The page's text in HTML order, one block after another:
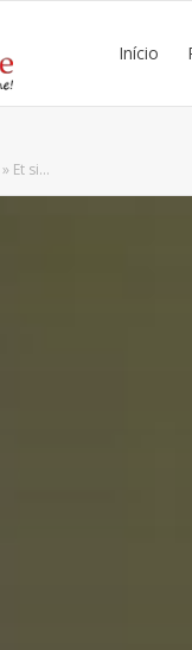
Início
» Et si…